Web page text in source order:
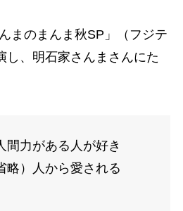
まのまんま秋SP」（フジテ
し、明石家さんまさんにた
間力がある人が好き
略）人から愛される